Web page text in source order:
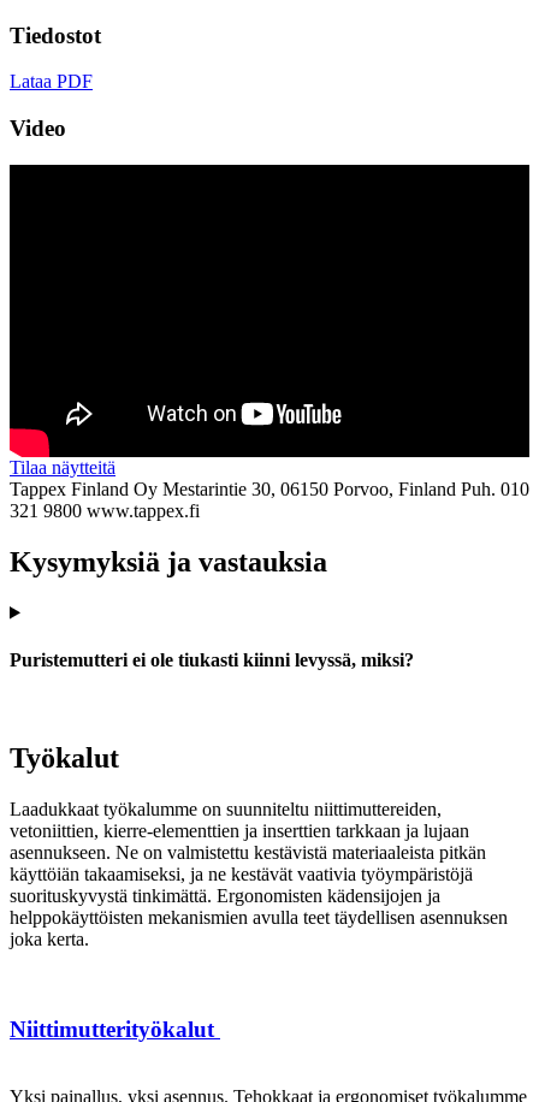
Tiedostot
Lataa PDF
Video
Tilaa näytteitä
Tappex Finland Oy Mestarintie 30, 06150 Porvoo, Finland Puh. 010
321 9800 www.tappex.fi
Kysymyksiä ja vastauksia
Puristemutteri ei ole tiukasti kiinni levyssä, miksi?
Työkalut
Laadukkaat työkalumme on suunniteltu niittimuttereiden,
vetoniittien, kierre-elementtien ja inserttien tarkkaan ja lujaan
asennukseen. Ne on valmistettu kestävistä materiaaleista pitkän
käyttöiän takaamiseksi, ja ne kestävät vaativia työympäristöjä
suorituskyvystä tinkimättä. Ergonomisten kädensijojen ja
helppokäyttöisten mekanismien avulla teet täydellisen asennuksen
joka kerta.
Niittimutterityökalut
Yksi painallus, yksi asennus. Tehokkaat ja ergonomiset työkalumme